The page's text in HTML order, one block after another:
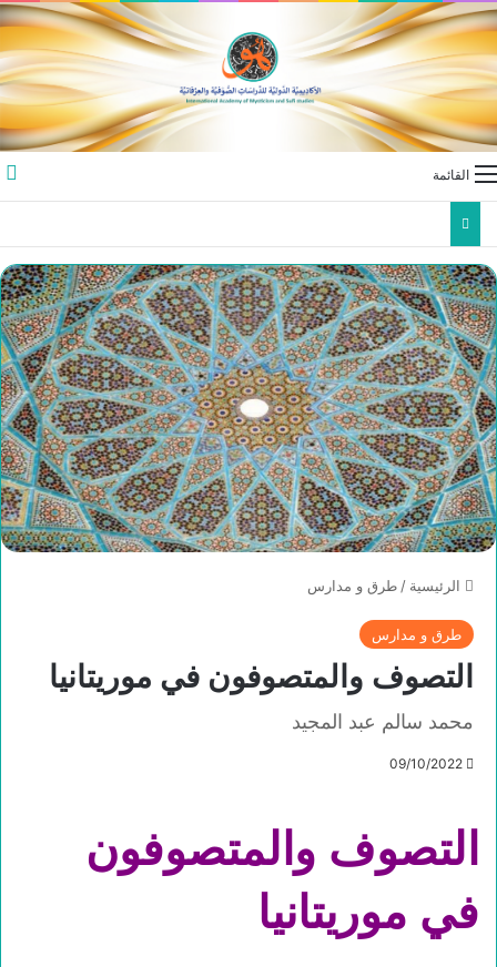
القائمة
الرئيسية / طرق و مدارس
طرق و مدارس
التصوف والمتصوفون في موريتانيا
محمد سالم عبد المجيد
09/10/2022
التصوف والمتصوفون
في موريتانيا